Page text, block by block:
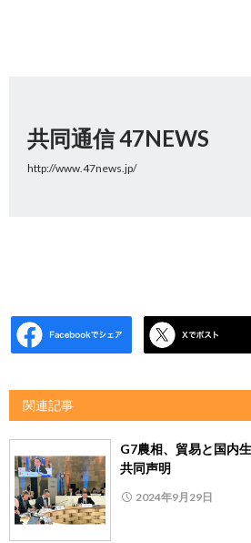
共同通信 47NEWS
http://www.47news.jp/
関連記事
G7農相、貿易と国内
共同声明
2024年9月29日